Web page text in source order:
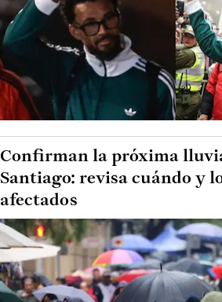
Confirman la próxima
Santiago: revisa cuándo y
afectados